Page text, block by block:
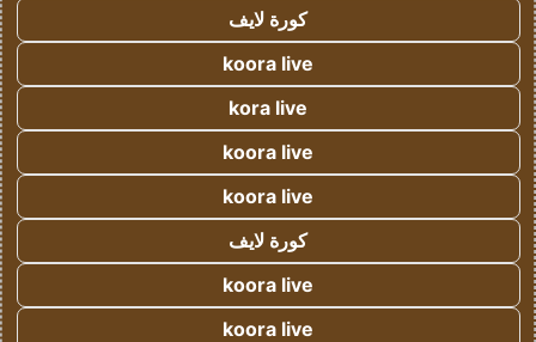
كورة لايف
koora live
kora live
koora live
koora live
كورة لايف
koora live
koora live